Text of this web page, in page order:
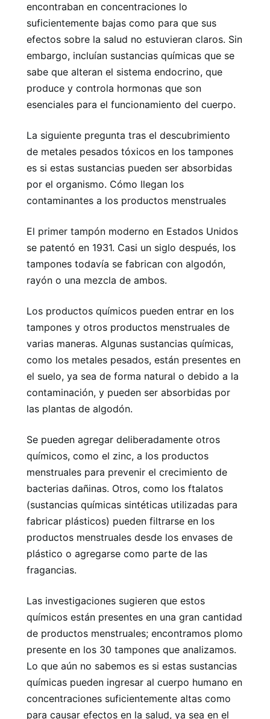
encontraban en concentraciones lo
suficientemente bajas como para que sus
efectos sobre la salud no estuvieran claros. Sin
embargo, incluían sustancias químicas que se
sabe que alteran el sistema endocrino, que
produce y controla hormonas que son
esenciales para el funcionamiento del cuerpo.
La siguiente pregunta tras el descubrimiento
de metales pesados ​​tóxicos en los tampones
es si estas sustancias pueden ser absorbidas
por el organismo. Cómo llegan los
contaminantes a los productos menstruales
El primer tampón moderno en Estados Unidos
se patentó en 1931. Casi un siglo después, los
tampones todavía se fabrican con algodón,
rayón o una mezcla de ambos.
Los productos químicos pueden entrar en los
tampones y otros productos menstruales de
varias maneras. Algunas sustancias químicas,
como los metales pesados, están presentes en
el suelo, ya sea de forma natural o debido a la
contaminación, y pueden ser absorbidas por
las plantas de algodón.
Se pueden agregar deliberadamente otros
químicos, como el zinc, a los productos
menstruales para prevenir el crecimiento de
bacterias dañinas. Otros, como los ftalatos
(sustancias químicas sintéticas utilizadas para
fabricar plásticos) pueden filtrarse en los
productos menstruales desde los envases de
plástico o agregarse como parte de las
fragancias.
Las investigaciones sugieren que estos
químicos están presentes en una gran cantidad
de productos menstruales; encontramos plomo
presente en los 30 tampones que analizamos.
Lo que aún no sabemos es si estas sustancias
químicas pueden ingresar al cuerpo humano en
concentraciones suficientemente altas como
para causar efectos en la salud, ya sea en el